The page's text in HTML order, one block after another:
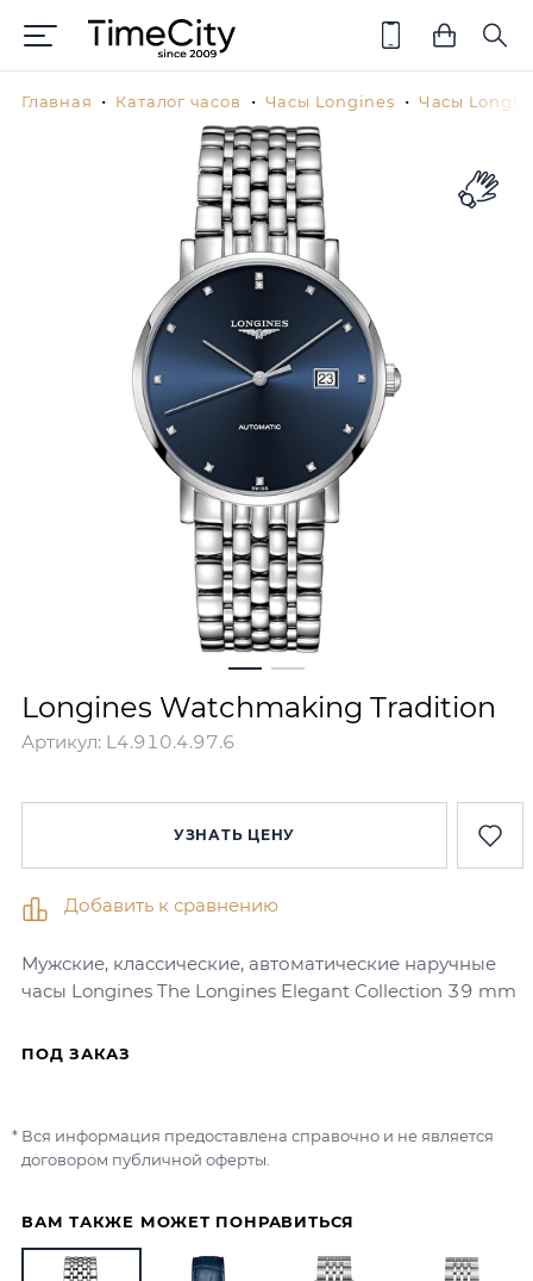
Главная Каталог часов Часы Longines Часы
Longines Watchmaking Tradition
Артикул: L4.910.4.97.6
Мужские, классические, автоматические наручные
часы Longines The Longines Elegant Collection 39 mm
УЗНАТЬ ЦЕНУ
Добавить к сравнению
ВАМ ТАКЖЕ МОЖЕТ ПОНРАВИТЬСЯ
ПОД ЗАКАЗ
Вся информация предоставлена справочно и не является
договором публичной оферты.